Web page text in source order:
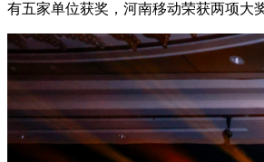
有五家单位获奖，河南移动荣获两项大奖